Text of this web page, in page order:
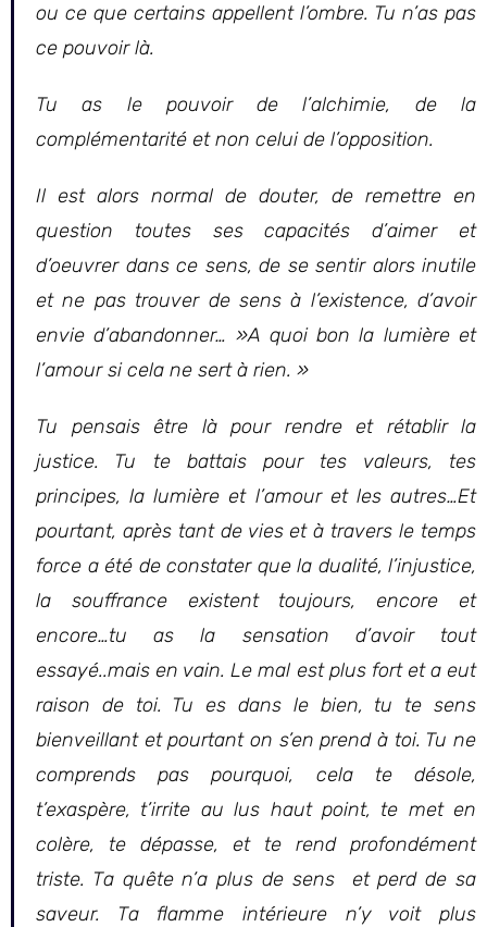
ou ce que certains appellent l’ombre. Tu n’as pas
ce pouvoir là.
Tu as le pouvoir de l’alchimie, de la
complémentarité et non celui de l’opposition.
Il est alors normal de douter, de remettre en
question toutes ses capacités d’aimer et
d’oeuvrer dans ce sens, de se sentir alors inutile
et ne pas trouver de sens à l’existence, d’avoir
envie d’abandonner… »A quoi bon la lumière et
l’amour si cela ne sert à rien. »
Tu pensais être là pour rendre et rétablir la
justice. Tu te battais pour tes valeurs, tes
principes, la lumière et l’amour et les autres…Et
pourtant, après tant de vies et à travers le temps
force a été de constater que la dualité, l’injustice,
la souffrance existent toujours, encore et
encore…tu as la sensation d’avoir tout
essayé..mais en vain. Le mal est plus fort et a eut
raison de toi. Tu es dans le bien, tu te sens
bienveillant et pourtant on s’en prend à toi. Tu ne
comprends pas pourquoi, cela te désole,
t’exaspère, t’irrite au lus haut point, te met en
colère, te dépasse, et te rend profondément
triste. Ta quête n’a plus de sens et perd de sa
saveur. Ta flamme intérieure n’y voit plus